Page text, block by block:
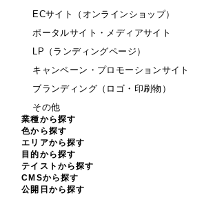
ECサイト（オンラインショップ）
ポータルサイト・メディアサイト
LP（ランディングページ）
キャンペーン・プロモーションサイト
ブランディング（ロゴ・印刷物）
その他
業種から探す
色から探す
エリアから探す
目的から探す
テイストから探す
CMSから探す
公開日から探す